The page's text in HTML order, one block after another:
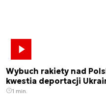
Wybuch rakiety nad
kwestia deportacji
1 min.